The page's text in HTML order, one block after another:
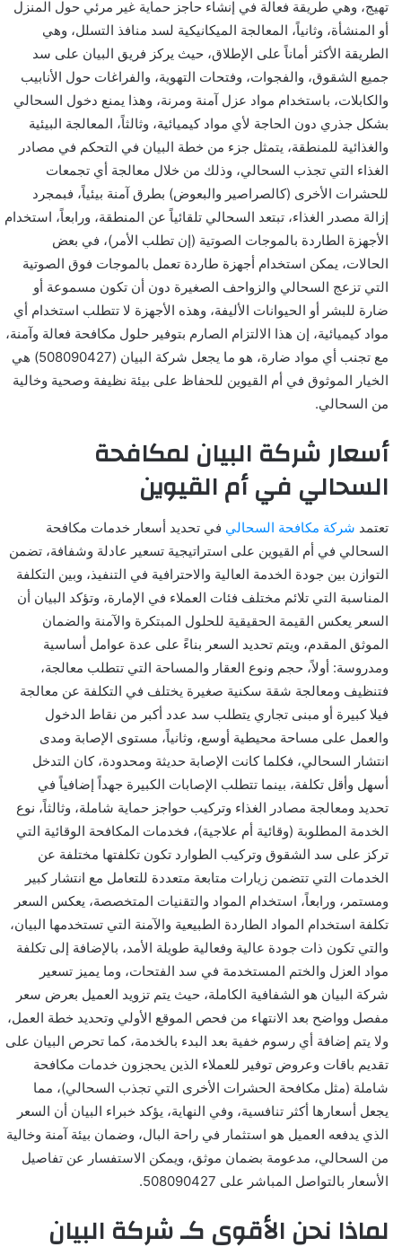
تهيج، وهي طريقة فعالة في إنشاء حاجز حماية غير مرئي حول المنزل
أو المنشأة، وثانياً، المعالجة الميكانيكية لسد منافذ التسلل، وهي
الطريقة الأكثر أماناً على الإطلاق، حيث يركز فريق البيان على سد
جميع الشقوق، والفجوات، وفتحات التهوية، والفراغات حول الأنابيب
والكابلات، باستخدام مواد عزل آمنة ومرنة، وهذا يمنع دخول السحالي
بشكل جذري دون الحاجة لأي مواد كيميائية، وثالثاً، المعالجة البيئية
والغذائية للمنطقة، يتمثل جزء من خطة البيان في التحكم في مصادر
الغذاء التي تجذب السحالي، وذلك من خلال معالجة أي تجمعات
للحشرات الأخرى (كالصراصير والبعوض) بطرق آمنة بيئياً، فبمجرد
إزالة مصدر الغذاء، تبتعد السحالي تلقائياً عن المنطقة، ورابعاً، استخدام
الأجهزة الطاردة بالموجات الصوتية (إن تطلب الأمر)، في بعض
الحالات، يمكن استخدام أجهزة طاردة تعمل بالموجات فوق الصوتية
التي تزعج السحالي والزواحف الصغيرة دون أن تكون مسموعة أو
ضارة للبشر أو الحيوانات الأليفة، وهذه الأجهزة لا تتطلب استخدام أي
مواد كيميائية، إن هذا الالتزام الصارم بتوفير حلول مكافحة فعالة وآمنة،
مع تجنب أي مواد ضارة، هو ما يجعل شركة البيان (508090427) هي
الخيار الموثوق في أم القيوين للحفاظ على بيئة نظيفة وصحية وخالية
من السحالي.
أسعار شركة البيان لمكافحة
السحالي في أم القيوين
تعتمد شركة مكافحة السحالي في تحديد أسعار خدمات مكافحة
السحالي في أم القيوين على استراتيجية تسعير عادلة وشفافة، تضمن
التوازن بين جودة الخدمة العالية والاحترافية في التنفيذ، وبين التكلفة
المناسبة التي تلائم مختلف فئات العملاء في الإمارة، وتؤكد البيان أن
السعر يعكس القيمة الحقيقية للحلول المبتكرة والآمنة والضمان
الموثق المقدم، ويتم تحديد السعر بناءً على عدة عوامل أساسية
ومدروسة: أولاً، حجم ونوع العقار والمساحة التي تتطلب معالجة،
فتنظيف ومعالجة شقة سكنية صغيرة يختلف في التكلفة عن معالجة
فيلا كبيرة أو مبنى تجاري يتطلب سد عدد أكبر من نقاط الدخول
والعمل على مساحة محيطية أوسع، وثانياً، مستوى الإصابة ومدى
انتشار السحالي، فكلما كانت الإصابة حديثة ومحدودة، كان التدخل
أسهل وأقل تكلفة، بينما تتطلب الإصابات الكبيرة جهداً إضافياً في
تحديد ومعالجة مصادر الغذاء وتركيب حواجز حماية شاملة، وثالثاً، نوع
الخدمة المطلوبة (وقائية أم علاجية)، فخدمات المكافحة الوقائية التي
تركز على سد الشقوق وتركيب الطوارد تكون تكلفتها مختلفة عن
الخدمات التي تتضمن زيارات متابعة متعددة للتعامل مع انتشار كبير
ومستمر، ورابعاً، استخدام المواد والتقنيات المتخصصة، يعكس السعر
تكلفة استخدام المواد الطاردة الطبيعية والآمنة التي تستخدمها البيان،
والتي تكون ذات جودة عالية وفعالية طويلة الأمد، بالإضافة إلى تكلفة
مواد العزل والختم المستخدمة في سد الفتحات، وما يميز تسعير
شركة البيان هو الشفافية الكاملة، حيث يتم تزويد العميل بعرض سعر
مفصل وواضح بعد الانتهاء من فحص الموقع الأولي وتحديد خطة العمل،
ولا يتم إضافة أي رسوم خفية بعد البدء بالخدمة، كما تحرص البيان على
تقديم باقات وعروض توفير للعملاء الذين يحجزون خدمات مكافحة
شاملة (مثل مكافحة الحشرات الأخرى التي تجذب السحالي)، مما
يجعل أسعارها أكثر تنافسية، وفي النهاية، يؤكد خبراء البيان أن السعر
الذي يدفعه العميل هو استثمار في راحة البال، وضمان بيئة آمنة وخالية
من السحالي، مدعومة بضمان موثق، ويمكن الاستفسار عن تفاصيل
الأسعار بالتواصل المباشر على 508090427.
لماذا نحن الأقوى كـ شركة البيان